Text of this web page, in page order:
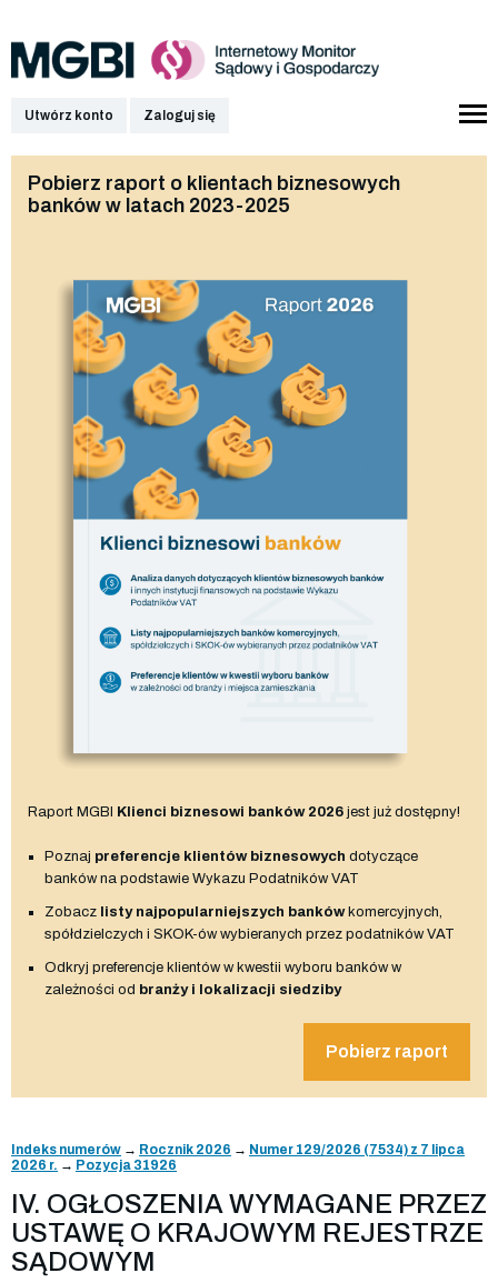
Utwórz konto Zaloguj się
Pobierz raport o klientach biznesowych
banków w latach 2023-2025
Raport MGBI Klienci biznesowi banków 2026 jest już dostępny!
Poznaj preferencje klientów biznesowych dotyczące
banków na podstawie Wykazu Podatników VAT
Zobacz listy najpopularniejszych bankówkomercyjnych,
spółdzielczych i SKOK-ów wybieranych przez podatników VAT
Odkryj preferencje klientów w kwestii wyboru banków w
zależności od branży i lokalizacji siedziby
Pobierz raport
Indeks numerów → Rocznik 2026 → Numer 129/2026 (7534) z 7 lipca
2026 r. → Pozycja 31926
IV. OGŁOSZENIA WYMAGANE PRZEZ
USTAWĘ O KRAJOWYM REJESTRZE
SĄDOWYM